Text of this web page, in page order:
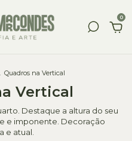
0
. Quadros na Vertical
Vertical
Destaque a altura do seu
e imponente. Decoração
e atual.